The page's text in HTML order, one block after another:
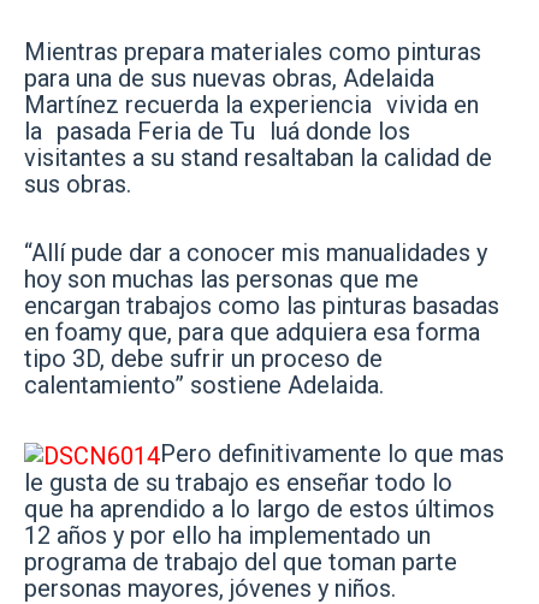
Mientras prepara materiales como pinturas
para una de sus nuevas obras, Adelaida
Martínez recuerda la experiencia vivida en
la pasada Feria de Tu luá donde los
visitantes a su stand resaltaban la calidad de
sus obras.
“Allí pude dar a conocer mis manualidades y
hoy son muchas las personas que me
encargan trabajos como las pinturas basadas
en foamy que, para que adquiera esa forma
tipo 3D, debe sufrir un proceso de
calentamiento” sostiene Adelaida.
Pero definitivamente lo que mas
le gusta de su trabajo es enseñar todo lo
que ha aprendido a lo largo de estos últimos
12 años y por ello ha implementado un
programa de trabajo del que toman parte
personas mayores, jóvenes y niños.